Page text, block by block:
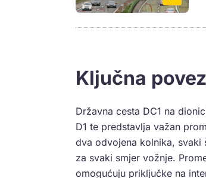
Ključna
Državna cesta DC1 na
D1 te predstavlja važan
dva odvojena kolnika, svaki
za svaki smjer vožnje.
omogućuju priključke na